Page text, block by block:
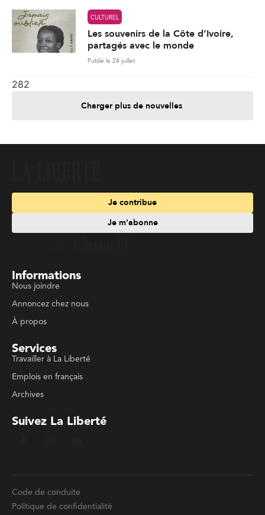
CULTUREL
Les souvenirs de la Côte d’Ivoire,
partagés avec le monde
Publié le 24 juillet
282
Charger plus de nouvelles
Je contribue
Je m'abonne
Informations
Nous joindre
Annoncez chez nous
À propos
Services
Travailler à La Liberté
Emplois en français
Archives
Suivez La Liberté
Code de conduite
Politique de confidentialité